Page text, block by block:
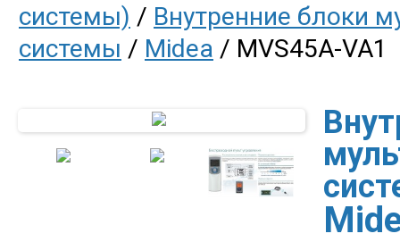
системы) / Внутренние блоки
системы / Midea / MVS45A-VA1